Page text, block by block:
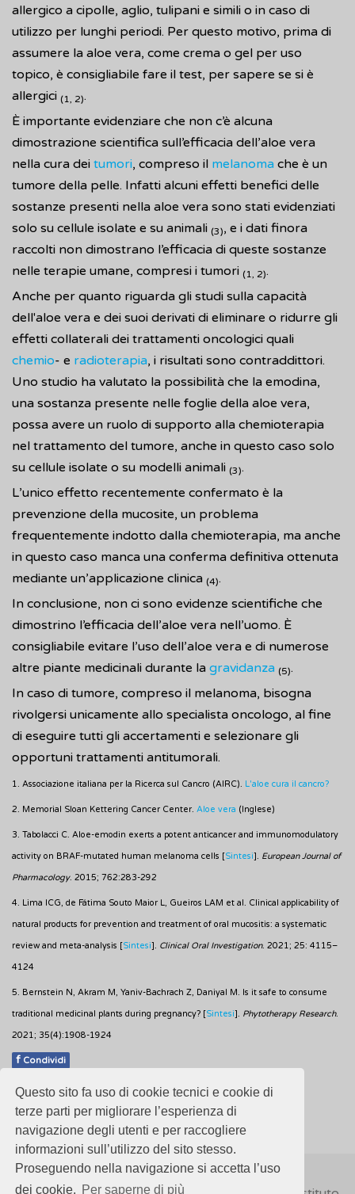
Questo sito fa uso di cookie tecnici e cookie di
terze parti per migliorare l’esperienza di
navigazione degli utenti e per raccogliere
informazioni sull’utilizzo del sito stesso.
Proseguendo nella navigazione si accetta l’uso
dei cookie. Per saperne di più
allergico a cipolle, aglio, tulipani e simili o in caso di
utilizzo per lunghi periodi. Per questo motivo, prima di
assumere la aloe vera, come crema o gel per uso
topico, è consigliabile fare il test, per sapere se si è
allergici (1, 2).
È importante evidenziare che non c’è alcuna
dimostrazione scientifica sull’efficacia dell’aloe vera
nella cura dei tumori, compreso il melanoma che è un
tumore della pelle. Infatti alcuni effetti benefici delle
sostanze presenti nella aloe vera sono stati evidenziati
solo su cellule isolate e su animali (3), e i dati finora
raccolti non dimostrano l’efficacia di queste sostanze
nelle terapie umane, compresi i tumori (1, 2).
Anche per quanto riguarda gli studi sulla capacità
dell'aloe vera e dei suoi derivati di eliminare o ridurre gli
effetti collaterali dei trattamenti oncologici quali
chemio- e radioterapia, i risultati sono contraddittori.
Uno studio ha valutato la possibilità che la emodina,
una sostanza presente nelle foglie della aloe vera,
possa avere un ruolo di supporto alla chemioterapia
nel trattamento del tumore, anche in questo caso solo
su cellule isolate o su modelli animali (3).
L’unico effetto recentemente confermato è la
prevenzione della mucosite, un problema
frequentemente indotto dalla chemioterapia, ma anche
in questo caso manca una conferma definitiva ottenuta
mediante un’applicazione clinica (4).
In conclusione, non ci sono evidenze scientifiche che
dimostrino l’efficacia dell’aloe vera nell’uomo. È
consigliabile evitare l’uso dell’aloe vera e di numerose
altre piante medicinali durante la gravidanza (5).
In caso di tumore, compreso il melanoma, bisogna
rivolgersi unicamente allo specialista oncologo, al fine
di eseguire tutti gli accertamenti e selezionare gli
opportuni trattamenti antitumorali.
1. Associazione italiana per la Ricerca sul Cancro (AIRC). L'aloe cura il cancro?
2. Memorial Sloan Kettering Cancer Center. Aloe vera (Inglese)
3. Tabolacci C. Aloe-emodin exerts a potent anticancer and immunomodulatory
activity on BRAF-mutated human melanoma cells [Sintesi]. European Journal of
Pharmacology. 2015; 762:283-292
4. Lima ICG, de Fátima Souto Maior L, Gueiros LAM et al. Clinical applicability of
natural products for prevention and treatment of oral mucositis: a systematic
review and meta-analysis [Sintesi]. Clinical Oral Investigation. 2021; 25: 4115–
4124
5. Bernstein N, Akram M, Yaniv-Bachrach Z, Daniyal M. Is it safe to consume
traditional medicinal plants during pregnancy? [Sintesi]. Phytotherapy Research.
2021; 35(4):1908-1924
f Condividi
Pubblicato: 27 Gennaio 2022